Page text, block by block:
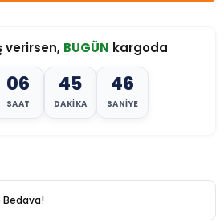
verirsen, BUGÜN kargoda
06
SAAT
45
DAKIKA
44
SANIYE
Bedava!